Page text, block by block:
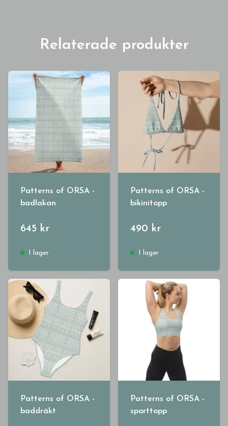
Relaterade produkter
Patterns of ORSA -
badlakan
645 kr
I lager
Patterns of ORSA -
bikinitopp
490 kr
I lager
Patterns of ORSA -
baddräkt
Patterns of ORSA -
sporttopp